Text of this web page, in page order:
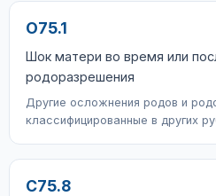
O75.1
Шок матери во время или
родоразрешения
Другие осложнения родов и
классифицированные в других
C75.8